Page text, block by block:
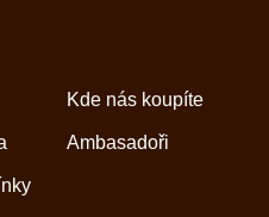
Kde nás koupíte
Ambasadoři